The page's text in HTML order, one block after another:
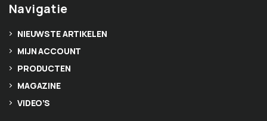
Navigatie
NIEUWSTE ARTIKELEN
MIJN ACCOUNT
PRODUCTEN
MAGAZINE
VIDEO’S